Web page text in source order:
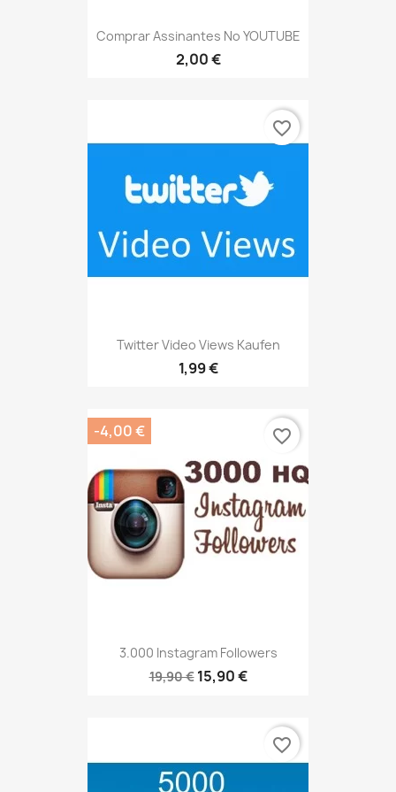
Comprar Assinantes No YOUTUBE
2,00 €
Twitter Video Views Kaufen
1,99 €
favorite_border
3.000 Instagram Followers
19,90 € 15,90 €
-4,00 € favorite_border
favorite_border